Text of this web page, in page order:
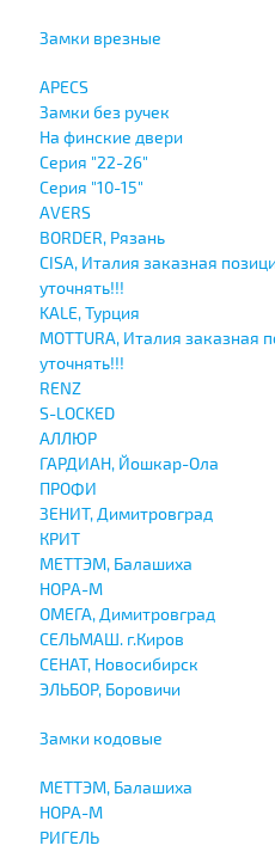
Замки врезные
APECS
Замки без ручек
На финские двери
Серия "22-26"
Серия "10-15"
AVERS
BORDER, Рязань
CISA, Италия заказная
уточнять!!!
KALE, Турция
MOTTURA, Италия заказная
уточнять!!!
RENZ
S-LOCKED
АЛЛЮР
ГАРДИАН, Йошкар-Ола
ПРОФИ
ЗЕНИТ, Димитровград
КРИТ
МЕТТЭМ, Балашиха
НОРА-М
ОМЕГА, Димитровград
СЕЛЬМАШ. г.Киров
СЕНАТ, Новосибирск
ЭЛЬБОР, Боровичи
Замки кодовые
МЕТТЭМ, Балашиха
НОРА-М
РИГЕЛЬ